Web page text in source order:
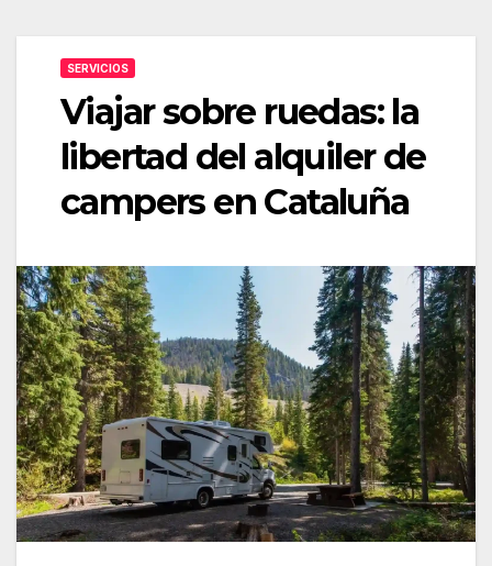
SERVICIOS
Viajar sobre ruedas: la
libertad del alquiler de
campers en Cataluña